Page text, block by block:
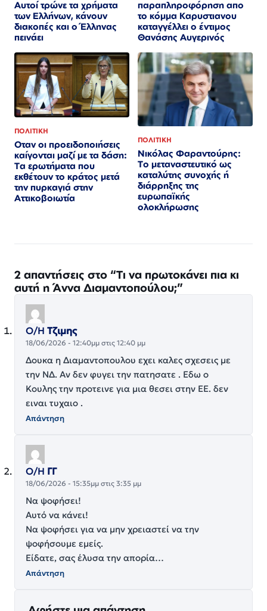
Αυτοί τρώνε τα χρήματα
των Ελλήνων, κάνουν
διακοπές και ο Έλληνας
πεινάει
παραπληροφόρηση απο
το κόμμα Καρυστιανου
καταγγέλλει ο έντιμος
Θανάσης Αυγερινός
ΠΟΛΙΤΙΚΗ
Οταν οι προειδοποιήσεις
καίγονται μαζί με τα δάση:
Τα ερωτήματα που
εκθέτουν το κράτος μετά
την πυρκαγιά στην
Αττικοβοιωτία
ΠΟΛΙΤΙΚΗ
Νικόλας Φαραντούρης:
Το μεταναστευτικό ως
καταλύτης συνοχής ή
διάρρηξης της
ευρωπαϊκής
ολοκλήρωσης
2 απαντήσεις στο “Τι να πρωτοκάνει πια κι
αυτή η Άννα Διαμαντοπούλου;”
Ο/Η Τζιμης
18/06/2026 - 12:40μμ στις 12:40 μμ
Δουκα η Διαμαντοπουλου εχει καλες σχεσεις με
την ΝΔ. Αν δεν φυγει την πατησατε . Εδω ο
Κουλης την προτεινε για μια θεσει στην ΕΕ. δεν
ειναι τυχαιο .
Απάντηση
Ο/Η ΓΓ
18/06/2026 - 15:35μμ στις 3:35 μμ
Να ψοφήσει!
Αυτό να κάνει!
Να ψοφήσει για να μην χρειαστεί να την
ψοφήσουμε εμείς.
Είδατε, σας έλυσα την απορία…
Απάντηση